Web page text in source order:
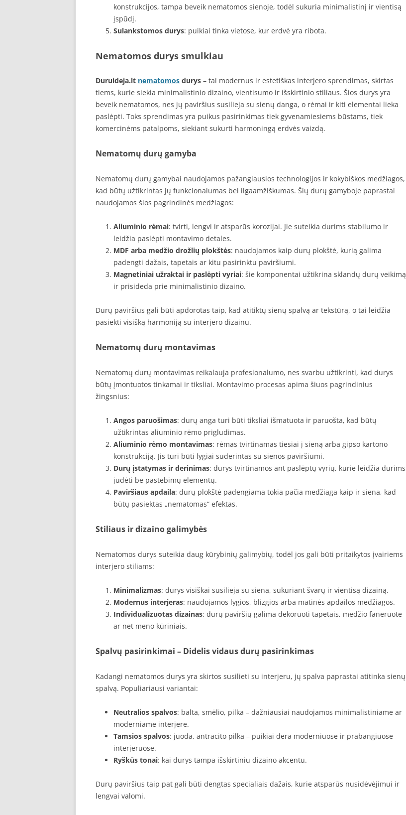
konstrukcijos, tampa beveik nematomos sienoje, todėl sukuria minimalistinį ir vientisą
įspūdį.
Sulankstomos durys: puikiai tinka vietose, kur erdvė yra ribota.
Nematomos durys smulkiau
Duruideja.lt nematomos durys – tai modernus ir estetiškas interjero sprendimas, skirtas
tiems, kurie siekia minimalistinio dizaino, vientisumo ir išskirtinio stiliaus. Šios durys yra
beveik nematomos, nes jų paviršius susilieja su sienų danga, o rėmai ir kiti elementai lieka
paslėpti. Toks sprendimas yra puikus pasirinkimas tiek gyvenamiesiems būstams, tiek
komercinėms patalpoms, siekiant sukurti harmoningą erdvės vaizdą.
Nematomų durų gamyba
Nematomų durų gamybai naudojamos pažangiausios technologijos ir kokybiškos medžiagos,
kad būtų užtikrintas jų funkcionalumas bei ilgaamžiškumas. Šių durų gamyboje paprastai
naudojamos šios pagrindinės medžiagos:
Aliuminio rėmai: tvirti, lengvi ir atsparūs korozijai. Jie suteikia durims stabilumo ir
leidžia paslėpti montavimo detales.
MDF arba medžio drožlių plokštės: naudojamos kaip durų plokštė, kurią galima
padengti dažais, tapetais ar kitu pasirinktu paviršiumi.
Magnetiniai užraktai ir paslėpti vyriai: šie komponentai užtikrina sklandų durų veikimą
ir prisideda prie minimalistinio dizaino.
Durų paviršius gali būti apdorotas taip, kad atitiktų sienų spalvą ar tekstūrą, o tai leidžia
pasiekti visišką harmoniją su interjero dizainu.
Nematomų durų montavimas
Nematomų durų montavimas reikalauja profesionalumo, nes svarbu užtikrinti, kad durys
būtų įmontuotos tinkamai ir tiksliai. Montavimo procesas apima šiuos pagrindinius
žingsnius:
Angos paruošimas: durų anga turi būti tiksliai išmatuota ir paruošta, kad būtų
užtikrintas aliuminio rėmo prigludimas.
Aliuminio rėmo montavimas: rėmas tvirtinamas tiesiai į sieną arba gipso kartono
konstrukciją. Jis turi būti lygiai suderintas su sienos paviršiumi.
Durų įstatymas ir derinimas: durys tvirtinamos ant paslėptų vyrių, kurie leidžia durims
judėti be pastebimų elementų.
Paviršiaus apdaila: durų plokštė padengiama tokia pačia medžiaga kaip ir siena, kad
būtų pasiektas „nematomas“ efektas.
Stiliaus ir dizaino galimybės
Nematomos durys suteikia daug kūrybinių galimybių, todėl jos gali būti pritaikytos įvairiems
interjero stiliams:
Minimalizmas: durys visiškai susilieja su siena, sukuriant švarų ir vientisą dizainą.
Modernus interjeras: naudojamos lygios, blizgios arba matinės apdailos medžiagos.
Individualizuotas dizainas: durų paviršių galima dekoruoti tapetais, medžio faneruote
ar net meno kūriniais.
Spalvų pasirinkimai – Didelis vidaus durų pasirinkimas
Kadangi nematomos durys yra skirtos susilieti su interjeru, jų spalva paprastai atitinka sienų
spalvą. Populiariausi variantai:
Neutralios spalvos: balta, smėlio, pilka – dažniausiai naudojamos minimalistiniame ar
moderniame interjere.
Tamsios spalvos: juoda, antracito pilka – puikiai dera moderniuose ir prabangiuose
interjeruose.
Ryškūs tonai: kai durys tampa išskirtiniu dizaino akcentu.
Durų paviršius taip pat gali būti dengtas specialiais dažais, kurie atsparūs nusidėvėjimui ir
lengvai valomi.